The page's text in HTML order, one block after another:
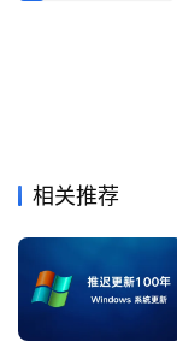
相关推荐